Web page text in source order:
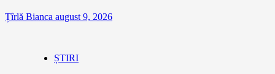
Țîrlă Bianca august 9, 2026
ȘTIRI